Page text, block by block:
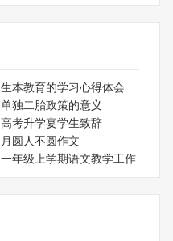
生本教育的学习心得体会
单独二胎政策的意义
高考升学宴学生致辞
月圆人不圆作文
一年级上学期语文教学工作